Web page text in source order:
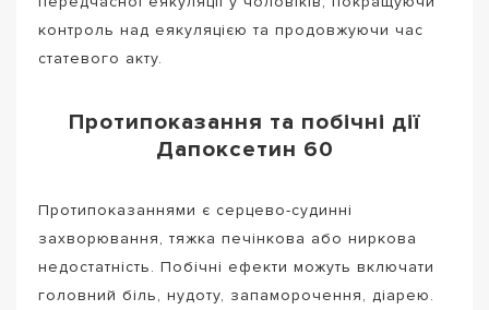
контроль над еякуляцією та продовжуючи час
статевого акту.
Протипоказання та побічні дії
Дапоксетин 60
Протипоказаннями є серцево-судинні
захворювання, тяжка печінкова або ниркова
недостатність. Побічні ефекти можуть включати
головний біль, нудоту, запаморочення, діарею.